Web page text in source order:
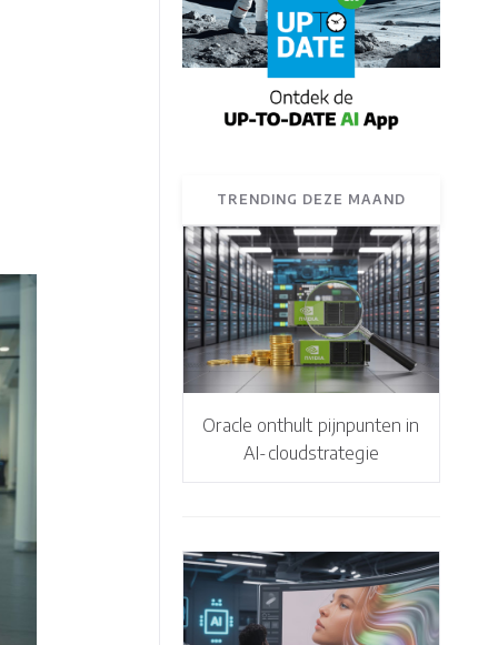
TRENDING DEZE MAAND
Oracle onthult pijnpunten in
AI-cloudstrategie